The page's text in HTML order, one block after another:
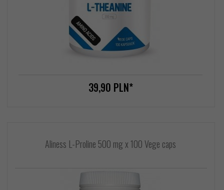
39,90 PLN*
Aliness L-Proline 500 mg x 100 Vege caps